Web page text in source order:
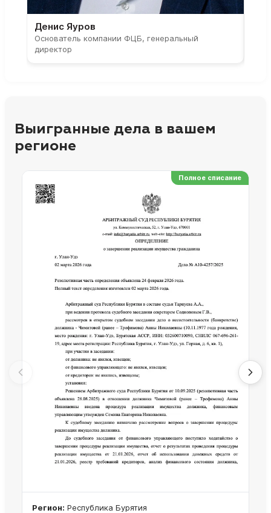
Денис Яуров
Основатель компании ФЦБ, генеральный
директор
Выигранные дела в вашем
регионе
Полное списание
Регион: Республика Бурятия